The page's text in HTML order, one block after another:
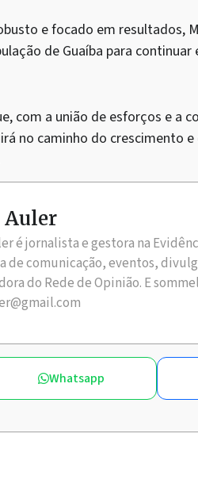
e focado em resultados,
de Guaíba para
com a união de esforços e a
no caminho do crescimento
Auler
é jornalista e gestora na
de comunicação, eventos,
do Rede de Opinião. E
Whatsapp